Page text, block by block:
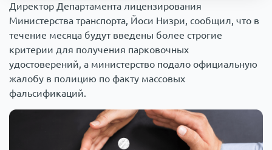
Директор Департамента лицензирования
Министерства транспорта, Йоси Низри, сообщил, что в
течение месяца будут введены более строгие
критерии для получения парковочных
удостоверений, а министерство подало официальную
жалобу в полицию по факту массовых
фальсификаций.